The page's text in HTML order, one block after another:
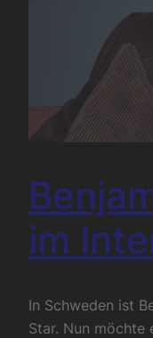
im
In Schweden ist
Star. Nun möchte